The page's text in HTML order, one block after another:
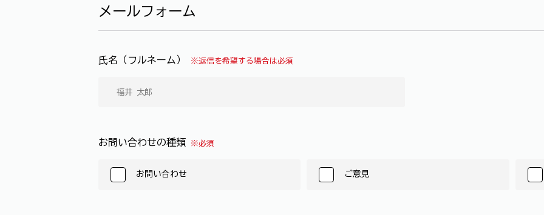
メールフォーム
氏名（フルネーム） ※返信を希望する場合は必須
お問い合わせの種類 ※必須
お問い合わせ ご意見